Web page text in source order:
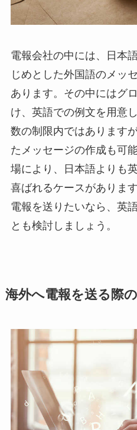
和柄・和風
グレース･ベア
プレミアムギフト
カタログギフト
観葉植物
フラワー（生花）
胡蝶蘭セット
クリスタルメッ
オルゴール
純金
弔電を選ぶ
電報会社の中には、日本
じめとした外国語のメッ
あります。その中にはグ
け、英語での例文を用意
数の制限内ではあります
たメッセージの作成も可
場により、日本語よりも
喜ばれるケースがありま
電報を送りたいなら、英
とも検討しましょう。
海外へ電報を送る際